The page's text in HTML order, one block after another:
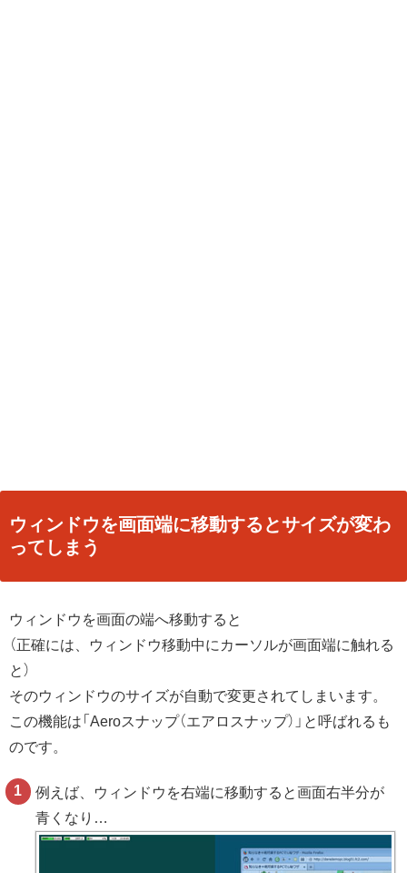
ウィンドウを画面端に移動するとサイズが変わ
ってしまう
ウィンドウを画面の端へ移動すると
（正確には、ウィンドウ移動中にカーソルが画面端に触れる
と）
そのウィンドウのサイズが自動で変更されてしまいます。
この機能は「Aeroスナップ（エアロスナップ）」と呼ばれるも
のです。
例えば、ウィンドウを右端に移動すると画面右半分が
青くなり…